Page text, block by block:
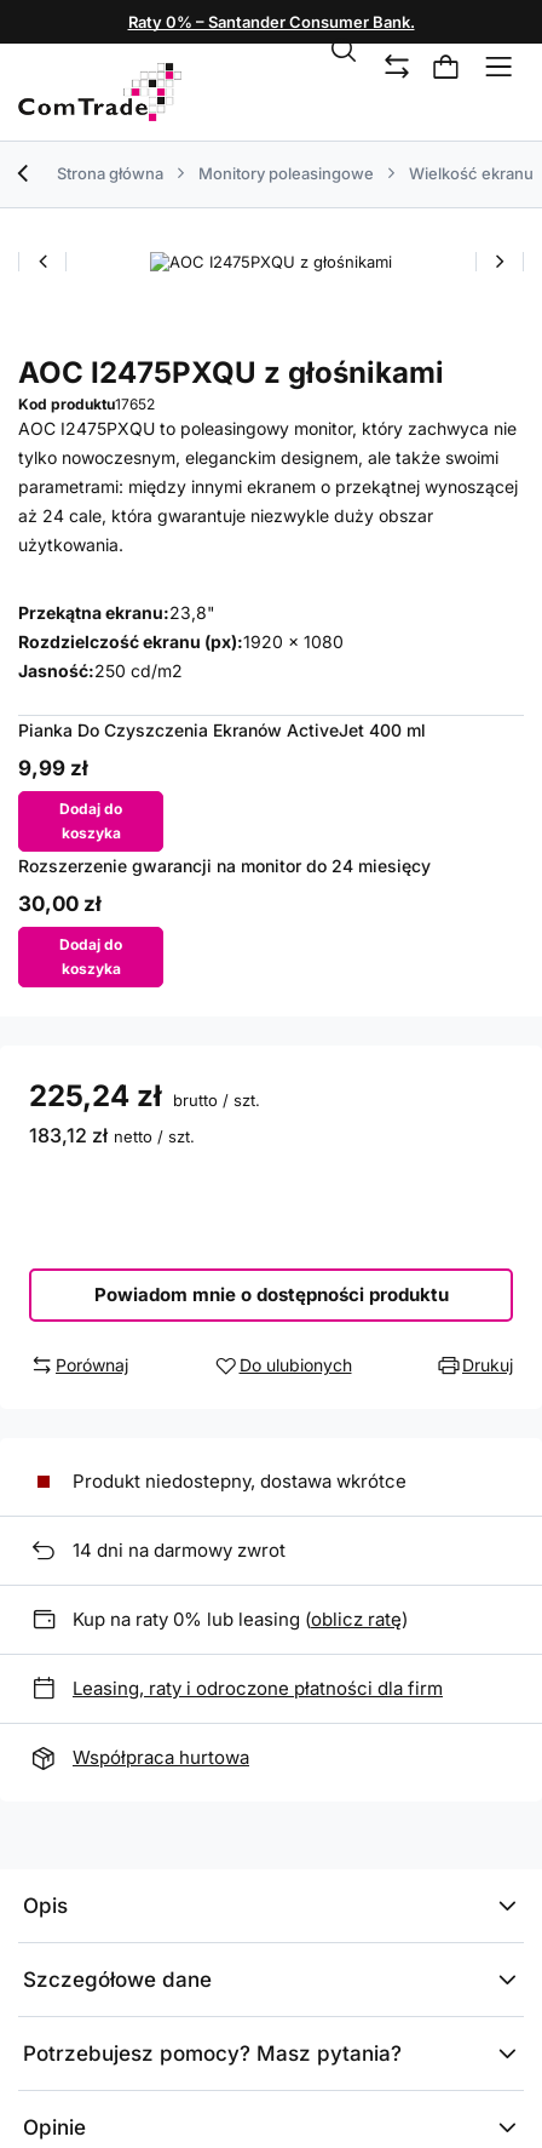
Raty 0% – Santander Consumer Bank.
Strona główna Monitory poleasingowe Wielkość ekranu
AOC I2475PXQU z głośnikami
Kod produktu17652
AOC I2475PXQU to poleasingowy monitor, który zachwyca nie
tylko nowoczesnym, eleganckim designem, ale także swoimi
parametrami: między innymi ekranem o przekątnej wynoszącej
aż 24 cale, która gwarantuje niezwykle duży obszar
użytkowania.
Przekątna ekranu:23,8"
Rozdzielczość ekranu (px):1920 x 1080
Jasność:250 cd/m2
Pianka Do Czyszczenia Ekranów ActiveJet 400 ml
9,99 zł
Dodaj do
koszyka
Rozszerzenie gwarancji na monitor do 24 miesięcy
30,00 zł
Dodaj do
koszyka
225,24 zł brutto / szt.
183,12 zł netto / szt.
Powiadom mnie o dostępności produktu
Porównaj Do ulubionych Drukuj
Produkt niedostepny, dostawa wkrótce
14 dni na darmowy zwrot
Kup na raty 0% lub leasing (oblicz ratę)
Leasing, raty i odroczone płatności dla firm
Współpraca hurtowa
Opis
Szczegółowe dane
Potrzebujesz pomocy? Masz pytania?
Opinie